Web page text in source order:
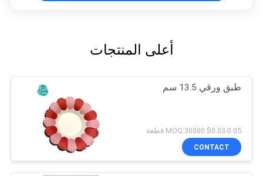
أعلى المنتجات
طبق ورقي 13.5 سم
$0.03-0.05 MOQ:30000 قطعة
CONTACT